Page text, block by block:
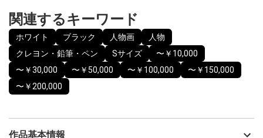
関連するキーワード
ホワイト ブラック 人物画
人物
クレヨン・鉛筆・ペン
Sサイズ
〜￥10,000
〜￥30,000
〜￥50,000 〜￥100,000
〜￥150,000
〜￥200,000
作品基本情報